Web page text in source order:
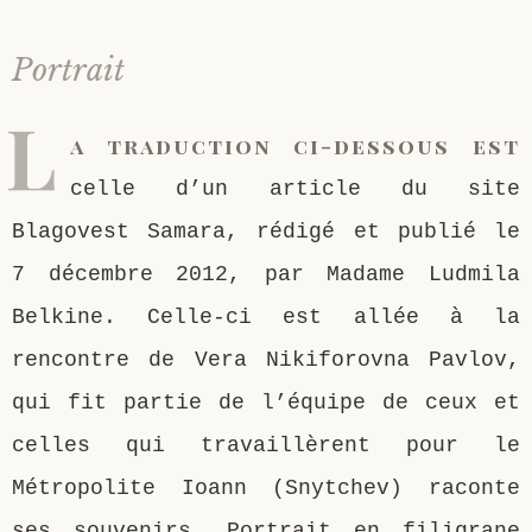
Portrait
L a traduction ci-dessous est
celle d’un article du site
Blagovest Samara, rédigé et publié le
7 décembre 2012, par Madame Ludmila
Belkine. Celle-ci est allée à la
rencontre de Vera Nikiforovna Pavlov,
qui fit partie de l’équipe de ceux et
celles qui travaillèrent pour le
Métropolite Ioann (Snytchev) raconte